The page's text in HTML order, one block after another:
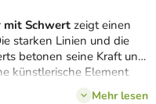
mit Schwertzeigt einen
starken Linien und die
betonen seine Kraft und
künstlerische Element
und inspirativen
Mehr lesen